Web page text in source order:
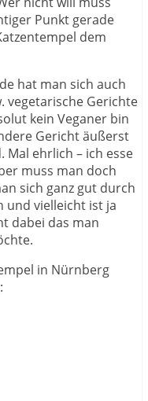
Punkt gerade
dem
hat man sich auch
vegetarische Gerichte
kein Veganer bin
Gericht äußerst
ehrlich – ich esse
muss man doch
sich ganz gut durch
und vielleicht ist ja
dabei das man
in Nürnberg